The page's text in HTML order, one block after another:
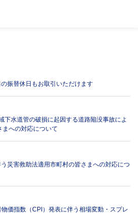
振替休日もお取引いただけます
下水道管の破損に起因する道路陥没事故によ
まへの対応について
災害救助法適用市町村の皆さまへの対応につ
物価指数（CPI）発表に伴う相場変動・スプレ